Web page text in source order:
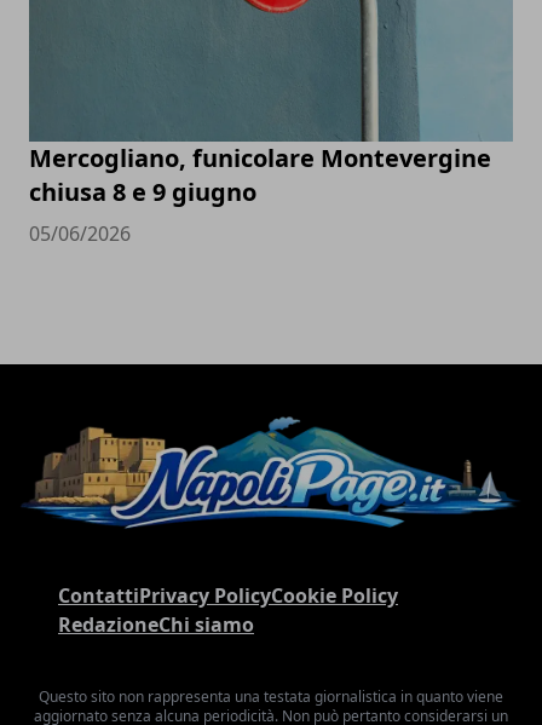
Mercogliano, funicolare Montevergine
chiusa 8 e 9 giugno
05/06/2026
ContattiPrivacy PolicyCookie Policy
RedazioneChi siamo
Questo sito non rappresenta una testata giornalistica in quanto viene
aggiornato senza alcuna periodicità. Non può pertanto considerarsi un